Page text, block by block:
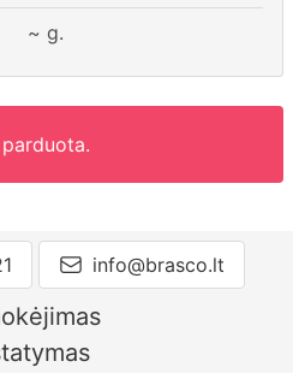
~ g.
info@brasco.lt